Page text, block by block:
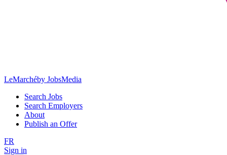
LeMarchéby JobsMedia
Search Jobs
Search Employers
About
Publish an Offer
FR
Sign in